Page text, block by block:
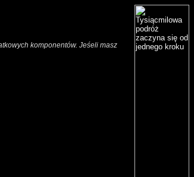
komponentów. Jeśeli masz